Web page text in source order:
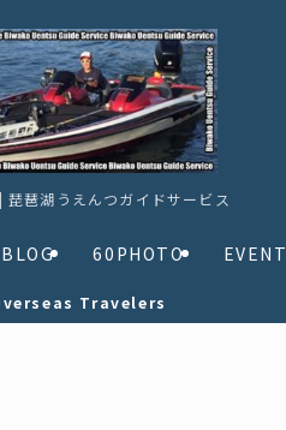
琶湖うえんつガイドサービス
BLOG 60PHOTO EVENT
Travelers